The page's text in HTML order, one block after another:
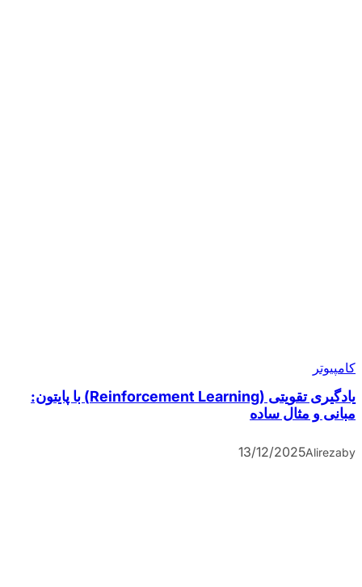
کامپیوتر
یادگیری تقویتی (Reinforcement Learning) با پایتون:
مبانی و مثال ساده
by
Alireza
13/12/2025